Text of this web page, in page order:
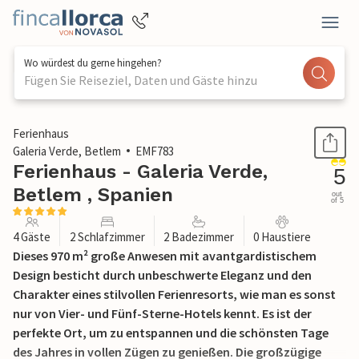
Wo würdest du gerne hingehen?
Fügen Sie Reiseziel, Daten und Gäste hinzu
1 / 47
Ferienhaus
Galeria Verde, Betlem
EMF783
Ferienhaus - Galeria Verde,
Betlem , Spanien
5
out
of 5
4 Gäste 2 Schlafzimmer 2 Badezimmer 0 Haustiere
Dieses 970 m² große Anwesen mit avantgardistischem
Design besticht durch unbeschwerte Eleganz und den
Charakter eines stilvollen Ferienresorts, wie man es sonst
nur von Vier- und Fünf-Sterne-Hotels kennt. Es ist der
perfekte Ort, um zu entspannen und die schönsten Tage
des Jahres in vollen Zügen zu genießen. Die großzügige